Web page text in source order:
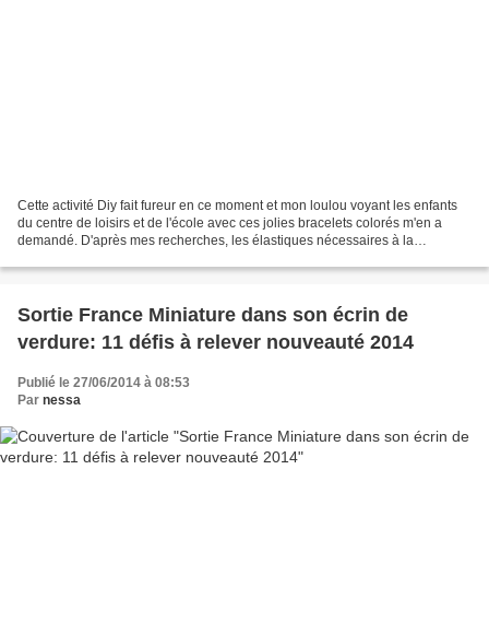
Cette activité Diy fait fureur en ce moment et mon loulou voyant les enfants
du centre de loisirs et de l'école avec ces jolies bracelets colorés m'en a
demandé. D'après mes recherches, les élastiques nécessaires à la
Sortie France Miniature dans son écrin de
verdure: 11 défis à relever nouveauté 2014
Publié le 27/06/2014 à 08:53
Par nessa